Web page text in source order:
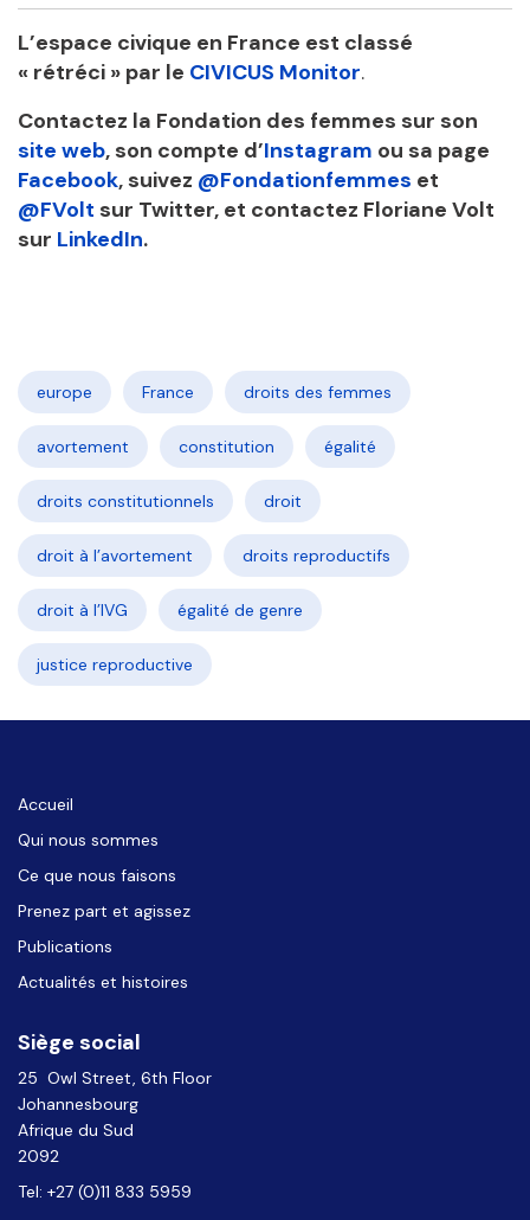
L’espace civique en France est classé
« rétréci » par le CIVICUS Monitor.
Contactez la Fondation des femmes sur son
site web, son compte d’Instagram ou sa page
Facebook, suivez @Fondationfemmes et
@FVolt sur Twitter, et contactez Floriane Volt
sur LinkedIn.
europe France droits des femmes
avortement constitution égalité
droits constitutionnels droit
droit à l’avortement droits reproductifs
droit à l’IVG égalité de genre
justice reproductive
Accueil
Qui nous sommes
Ce que nous faisons
Prenez part et agissez
Publications
Actualités et histoires
Siège social
25 Owl Street, 6th Floor
Johannesbourg
Afrique du Sud
2092
Tel: +27 (0)11 833 5959